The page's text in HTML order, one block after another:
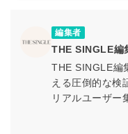
編集者
THE SINGLE編
THE SINGLE編
える圧倒的な検
リアルユーザー
ザー体験に基